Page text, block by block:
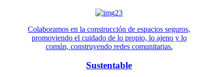
Colaboramos en la construcción de espacios seguros,
promoviendo el cuidado de lo propio, lo ajeno y lo
común, construyendo redes comunitarias.
Sustentable